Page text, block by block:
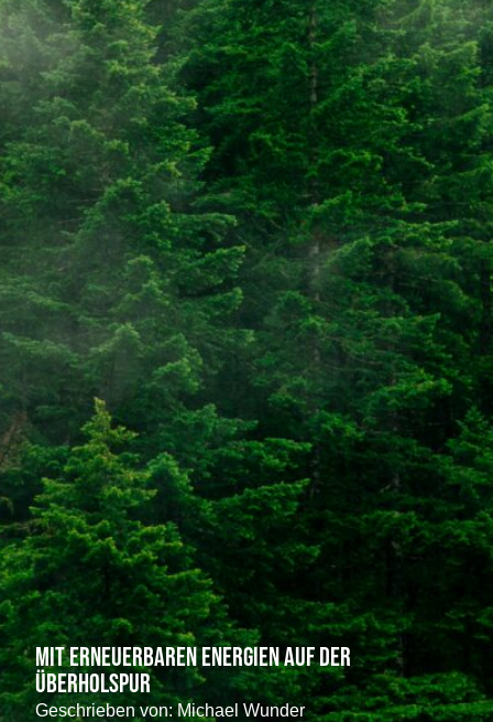
Mit erneuerbaren Energien auf der
Überholspur
Geschrieben von:Michael Wunder